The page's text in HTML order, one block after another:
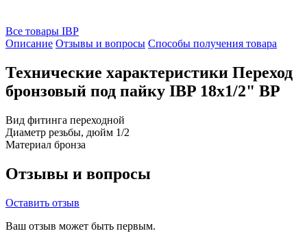
Все товары IBP
Описание Отзывы и вопросы Способы получения товара
Технические характеристики Переход
бронзовый под пайку IBP 18x1/2" ВР
Вид фитинга переходной
Диаметр резьбы, дюйм 1/2
Материал бронза
Отзывы и вопросы
Оставить отзыв
Ваш отзыв может быть первым.